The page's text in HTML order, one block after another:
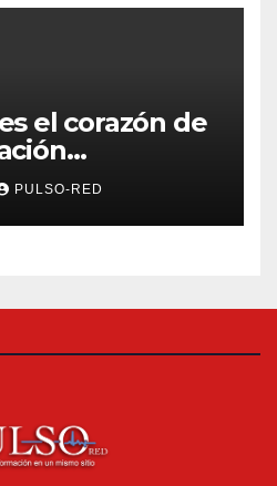
el corazón de
de la
PULSO-RED